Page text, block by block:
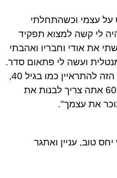
על עצמי וכשהתחלתי
לי קשה למצוא תפקיד
את אודי וחבריו ואהבתי
ועשה לי פתאום סדר.
כי אתה לא יכול ללכת בגיל הזה להתראיין כמו בגיל 40,
זה סיפור אחר לגמרי. בגיל 60 אתה צריך לבנות את
את עצמך".
טוב, עניין ואתגר